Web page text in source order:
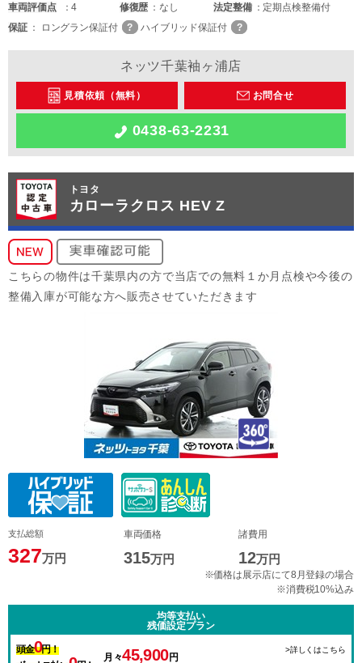
車両評価点 4 修復歴 なし 法定整備
定期点検整備付
保証
ロングラン保証付 ハイブリッド保証付
ネッツ千葉袖ヶ浦店
見積依頼（無料） お問合せ
0438-63-2231
トヨタ
カローラクロス HEV Z
こちらの物件は千葉県内の方で当店での無料１か月点検や今後の
整備入庫が可能な方へ販売させていただきます
支払総額
327万円
車両価格
315万円
諸費用
12万円
※価格は展示店にて8月登録の場合
※消費税10%込み
均等支払い
残価設定プラン
頭金0円！
月々45,900円
>詳しくはこちら